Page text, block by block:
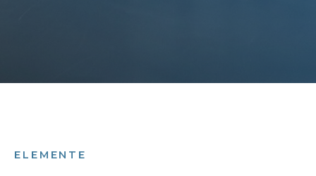
ELEMENTE